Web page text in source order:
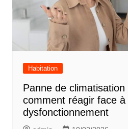
Habitation
Panne de climatisation
comment réagir face à
dysfonctionnement